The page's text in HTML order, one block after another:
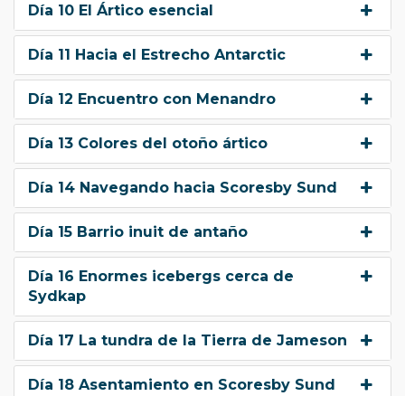
Día 10 El Ártico esencial
Día 11 Hacia el Estrecho Antarctic
Día 12 Encuentro con Menandro
Día 13 Colores del otoño ártico
Día 14 Navegando hacia Scoresby Sund
Día 15 Barrio inuit de antaño
Día 16 Enormes icebergs cerca de
Sydkap
Día 17 La tundra de la Tierra de Jameson
Día 18 Asentamiento en Scoresby Sund